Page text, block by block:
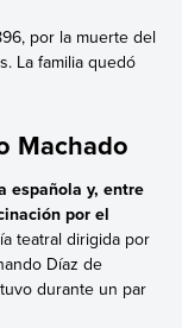
por la muerte del
La familia quedó
Machado
española y, entre
por el
teatral dirigida por
Díaz de
durante un par